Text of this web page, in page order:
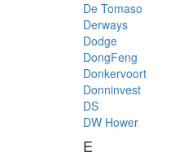
De Tomaso
Derways
Dodge
DongFeng
Donkervoort
Donninvest
DS
DW Hower
E